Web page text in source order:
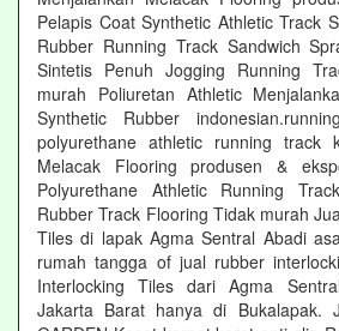
Pelapis Coat Synthetic Athletic Track
Rubber Running Track Sandwich
Sintetis Penuh Jogging Running
murah Poliuretan Athletic
Synthetic Rubber
polyurethane athletic running track
Melacak Flooring produsen &
Polyurethane Athletic Running
Rubber Track Flooring Tidak murah
Tiles di lapak Agma Sentral Abadi
rumah tangga of jual rubber
Interlocking Tiles dari Agma
Jakarta Barat hanya di Bukalapak.